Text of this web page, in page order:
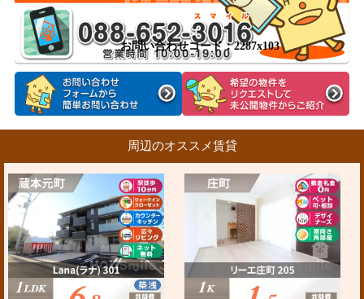
お問い合わせコード：2287x103
周辺のオススメ賃貸